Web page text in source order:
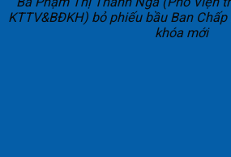
KTTV&BĐKH) bỏ phiếu bầu Ban
khóa mới